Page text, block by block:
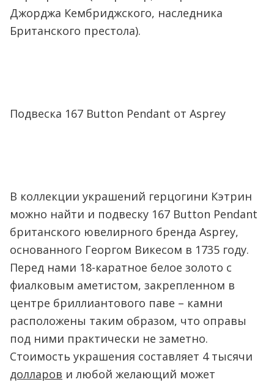
Джорджа Кембриджского, наследника
Британского престола).
Подвеска 167 Button Pendant от Asprey
В коллекции украшений герцогини Кэтрин
можно найти и подвеску 167 Button Pendant
британского ювелирного бренда Asprey,
основанного Георгом Викесом в 1735 году.
Перед нами 18-каратное белое золото с
фиалковым аметистом, закрепленном в
центре бриллиантового паве – камни
расположены таким образом, что оправы
под ними практически не заметно.
Стоимость украшения составляет 4 тысячи
долларов и любой желающий может